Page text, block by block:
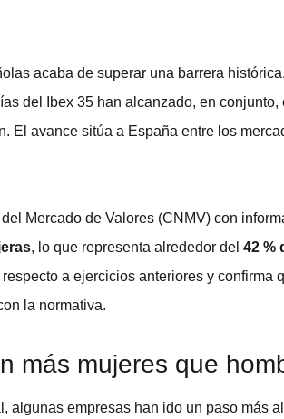
acaba de superar una barrera
del Ibex 35 han alcanzado, en
El avance sitúa a España entre los
Mercado de Valores (CNMV) con
, lo que representa alrededor del 42 %
a ejercicios anteriores y confirma
la normativa.
más mujeres que
algunas empresas han ido un paso más